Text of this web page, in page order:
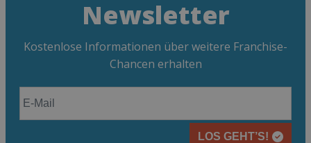
Newsletter
Kostenlose Informationen über weitere Franchise-
Chancen erhalten
LOS GEHT’S!